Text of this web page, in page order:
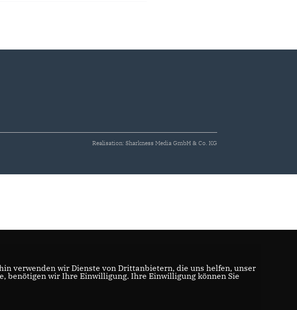
Realisation: Sharkness Media GmbH & Co. KG
verwenden wir Dienste von Drittanbietern, die uns helfen, unser
benötigen wir Ihre Einwilligung. Ihre Einwilligung können Sie